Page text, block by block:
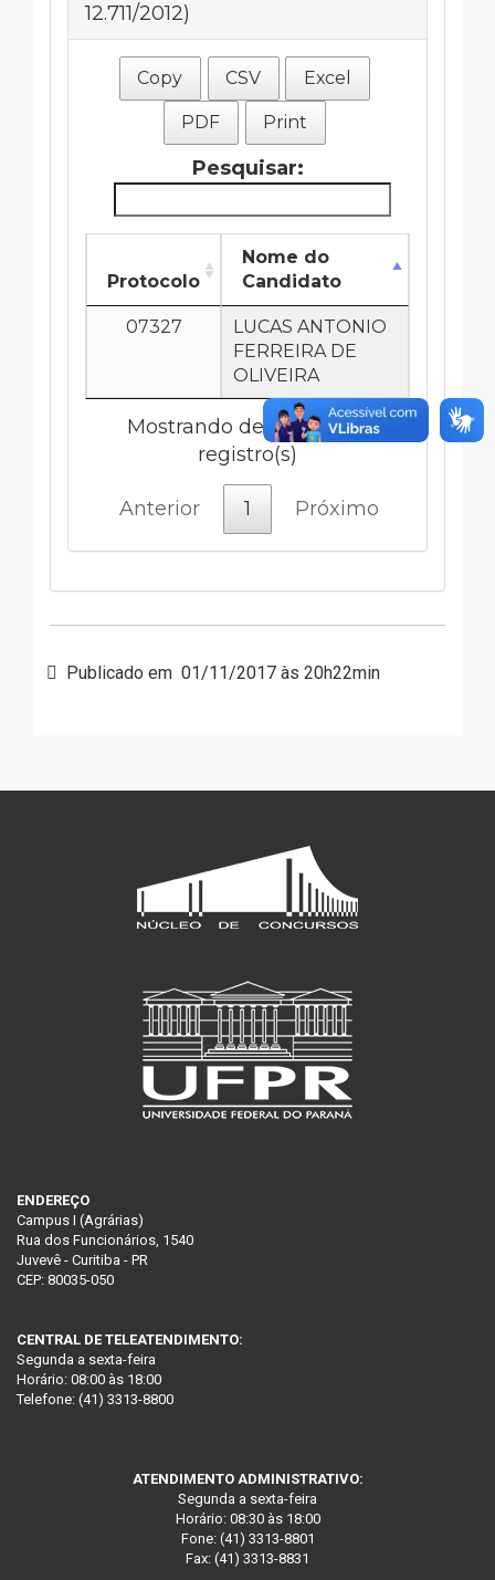
12.711/2012)
Copy CSV Excel
PDF Print
Pesquisar:
Protocolo
Nome do
Candidato
07327
LUCAS ANTONIO
FERREIRA DE
OLIVEIRA
Mostrando de 1 até 1 de 1
registro(s)
Anterior 1 Próximo
Publicado em 01/11/2017 às 20h22min
ENDEREÇO
Campus I (Agrárias)
Rua dos Funcionários, 1540
Juvevê - Curitiba - PR
CEP: 80035-050
CENTRAL DE TELEATENDIMENTO:
Segunda a sexta-feira
Horário: 08:00 às 18:00
Telefone: (41) 3313-8800
ATENDIMENTO ADMINISTRATIVO:
Segunda a sexta-feira
Horário: 08:30 às 18:00
Fone: (41) 3313-8801
Fax: (41) 3313-8831